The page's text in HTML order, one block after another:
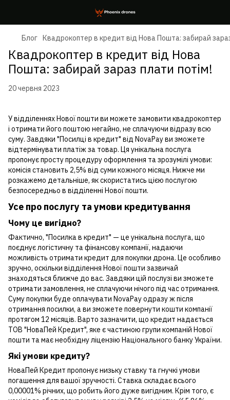
Блог Квадрокоптер в кредит від Нова Пошта: забирай
Квадрокоптер в кредит від Нова
Пошта: забирай зараз плати потім!
20 червня 2023
У відділеннях Нової пошти ви можете замовити квадрокоптер
і отримати його поштою негайно, не сплачуючи відразу всю
суму. Завдяки "Посилці в кредит" від NovaPay ви зможете
відтермінувати платіж за товар. Ця унікальна послуга
пропонує просту процедуру оформлення та зрозумілі умови:
комісія становить 2,5% від суми кожного місяця. Нижче ми
розкажемо детальніше, як скористатись цією послугою
безпосередньо в відділенні Нової пошти.
Усе про послугу та умови кредитування
Чому це вигідно?
Фактично, "Посилка в кредит" — це унікальна послуга, що
поєднує логістичну та фінансову компанії, надаючи
можливість отримати кредит для покупки дрона. Це особливо
зручно, оскільки відділення Нової пошти зазвичай
знаходяться ближче до вас. Завдяки цій послузі ви зможете
отримати замовлення, не сплачуючи нічого під час отримання.
Суму покупки буде оплачувати NovaPay одразу ж після
отримання посилки, а ви зможете повернути кошти компанії
протягом 12 місяців. Варто зазначити, що кредит надається
ТОВ "НоваПей Кредит", яке є частиною групи компаній Нової
пошти та має необхідну ліцензію Національного банку України.
Які умови кредиту?
НоваПей Кредит пропонує низьку ставку та гнучкі умови
погашення для вашої зручності. Ставка складає всього
0,00001% річних, що робить його дуже вигідним. Крім того, є